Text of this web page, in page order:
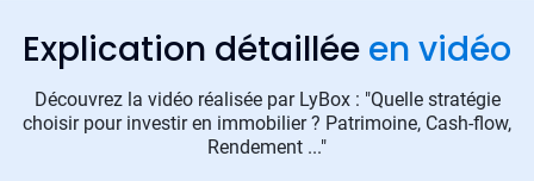
Explication détaillée en vidéo
Découvrez la vidéo réalisée par LyBox : "Quelle stratégie
choisir pour investir en immobilier ? Patrimoine, Cash-flow,
Rendement ..."